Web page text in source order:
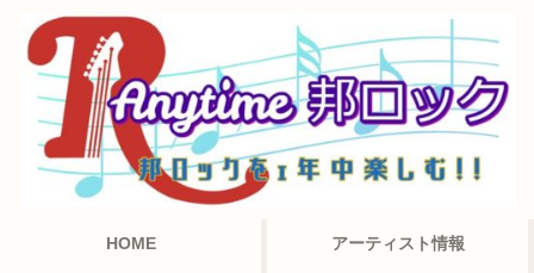
HOME アーティスト情報